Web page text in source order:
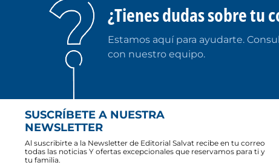
¿Tienes dudas sobre tu
Estamos aquí para ayudarte.
con nuestro equipo.
SUSCRÍBETE A NUESTRA
NEWSLETTER
Al suscribirte a la Newsletter de Editorial Salvat recibe en tu correo
todas las noticias Y ofertas excepcionales que reservamos para ti y
tu familia.